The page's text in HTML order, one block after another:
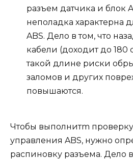
разъем датчика и блок
неполадка характерна
ABS. Дело в том, что
кабели (доходит до 180
такой длине риски
заломов и других
повышаются.
Чтобы выполнитm проверку
управления ABS, нужно
распиновку разъема. Дело